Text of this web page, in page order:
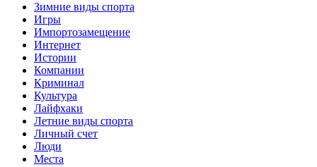
Зимние виды спорта
Игры
Импортозамещение
Интернет
Истории
Компании
Криминал
Культура
Лайфхаки
Летние виды спорта
Личный счет
Люди
Места